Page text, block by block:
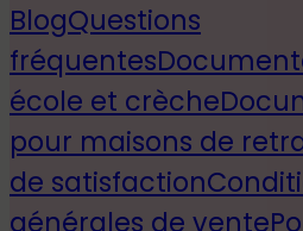
BlogQuestions
fréquentes
école et crèche
pour maisons de
de satisfaction
générales de vente